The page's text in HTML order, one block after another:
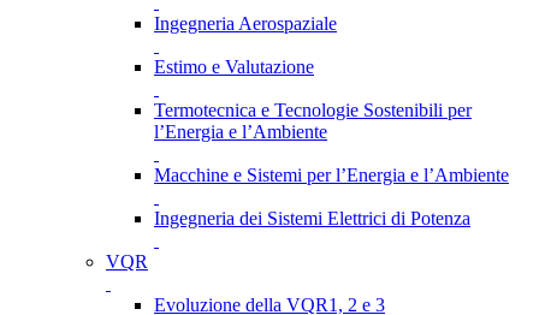
Ingegneria Aerospaziale
Estimo e Valutazione
Termotecnica e Tecnologie Sostenibili per
l’Energia e l’Ambiente
Macchine e Sistemi per l’Energia e l’Ambiente
Ingegneria dei Sistemi Elettrici di Potenza
VQR
Evoluzione della VQR1, 2 e 3